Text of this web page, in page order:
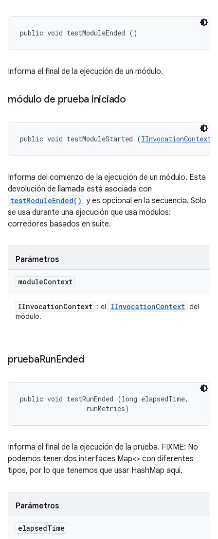
public void testModuleEnded ()
Informa el final de la ejecución de un módulo.
módulo de prueba iniciado
public void testModuleStarted (IInvocationContext
Informa del comienzo de la ejecución de un módulo. Esta
devolución de llamada está asociada con
testModuleEnded() y es opcional en la secuencia. Solo
se usa durante una ejecución que usa módulos:
corredores basados ​​en suite.
Parámetros
moduleContext
IInvocationContext : el IInvocationContext del
módulo.
pruebaRunEnded
public void testRunEnded (long elapsedTime,
runMetrics)
Informa el final de la ejecución de la prueba. FIXME: No
podemos tener dos interfaces Map<> con diferentes
tipos, por lo que tenemos que usar HashMap aquí.
Parámetros
elapsedTime